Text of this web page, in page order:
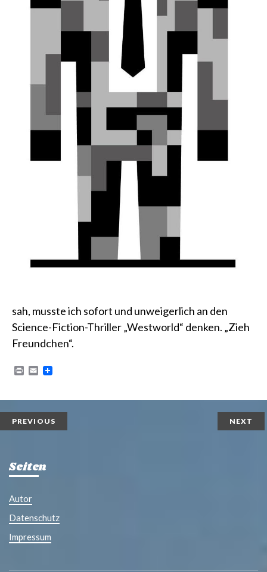
sah, musste ich sofort und unweigerlich an den
Science-Fiction-Thriller „Westworld“ denken. „Zieh
Freundchen“.
n
E
i
PREVIOUS NEXT
Seiten
Autor
Datenschutz
Impressum